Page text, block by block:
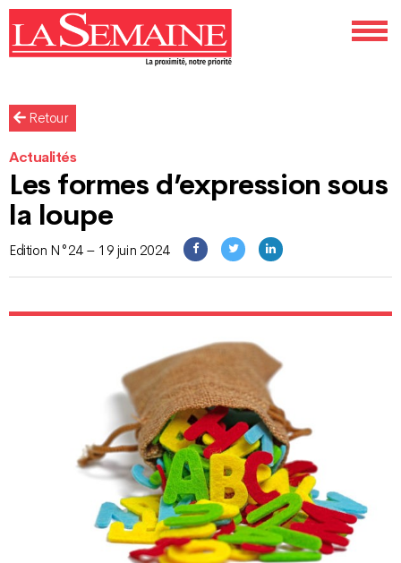
Retour
Actualités
Les formes d’expression sous
la loupe
Edition N°24 – 19 juin 2024